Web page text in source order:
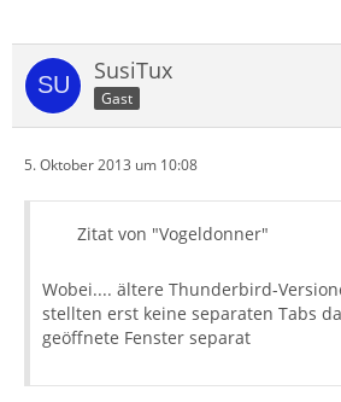
SusiTux
Gast
5. Oktober 2013 um 10:08
Zitat von "Vogeldonner"
Wobei.... ältere Thunderbird-
stellten erst keine separaten Tabs
geöffnete Fenster separat